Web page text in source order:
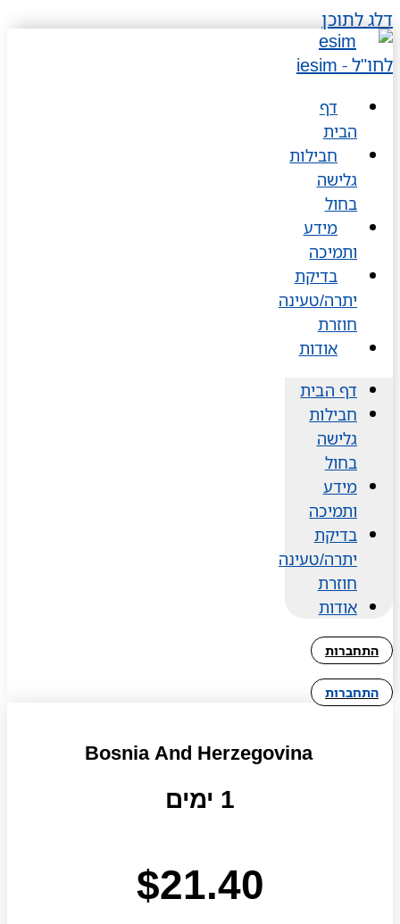
דלג לתוכן
דף
הבית
חבילות
גלישה
בחול
מידע
ותמיכה
בדיקת
יתרה/טעינה
חוזרת
אודות
דף הבית
חבילות
גלישה
בחול
מידע
ותמיכה
בדיקת
יתרה/טעינה
חוזרת
אודות
התחברות
התחברות
Bosnia And Herzegovina
1 ימים
$21.40